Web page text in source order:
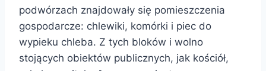
podwórzach znajdowały się pomieszczenia
gospodarcze: chlewiki, komórki i piec do
wypieku chleba. Z tych bloków i wolno
stojących obiektów publicznych, jak kościół,